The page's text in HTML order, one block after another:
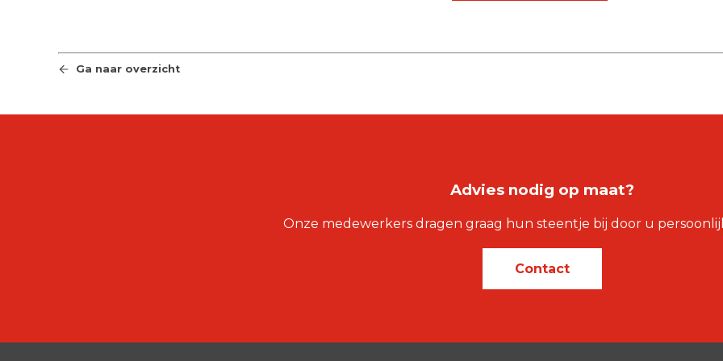
Ga naar overzicht
Advies nodig op maat?
Onze medewerkers dragen graag hun steentje bij door u
Contact